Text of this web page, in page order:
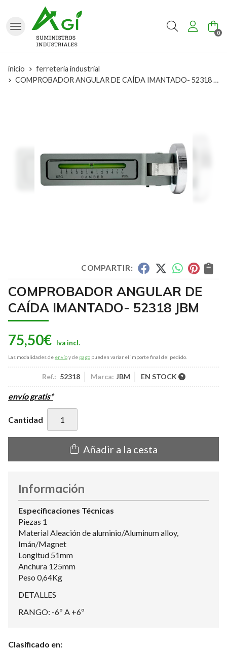
Buscar 0
inicio
ferretería industrial
COMPROBADOR ANGULAR DE CAÍDA IMANTADO- 52318 JBM
COMPARTIR:
COMPROBADOR ANGULAR DE
CAÍDA IMANTADO- 52318 JBM
75,50€
Las modalidades de envíoy de pago pueden variar el importe final del pedido.
Ref.: 52318 Marca: JBM EN STOCK
envío gratis*
Cantidad
Añadir a la cesta
Información
Especificaciones Técnicas
Piezas 1
Material Aleación de aluminio/Aluminum alloy,
Imán/Magnet
Longitud 51mm
Anchura 125mm
Peso 0,64Kg
DETALLES
RANGO: -6º A +6º
Clasificado en: